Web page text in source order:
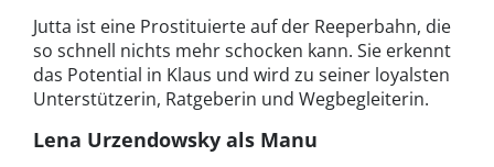
Jutta ist eine Prostituierte auf der Reeperbahn, die
so schnell nichts mehr schocken kann. Sie erkennt
das Potential in Klaus und wird zu seiner loyalsten
Unterstützerin, Ratgeberin und Wegbegleiterin.
Lena Urzendowsky als Manu